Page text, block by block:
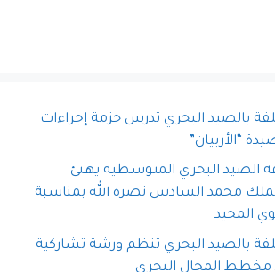
بالصيد البحري تدرس حزمة إجراءات
“الأربيان”
الصيد البحري المتوسطية يهنئ
محمد السادس نصره الله بمناسبة
المجيد
بالصيد البحري تنظم ورشة تشاركية
مخطط المجال البحري